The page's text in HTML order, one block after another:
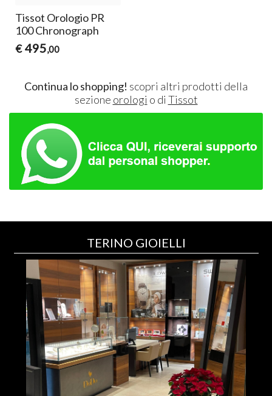
Tissot Orologio PR
100 Chronograph
€ 495,00
Continua lo shopping! scopri altri prodotti della
sezione orologi o di Tissot
TERINO GIOIELLI